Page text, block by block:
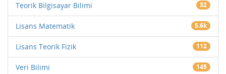
Teorik Bilgisayar Bilimi 32
Lisans Matematik 5.6k
Lisans Teorik Fizik 112
Veri Bilimi 145